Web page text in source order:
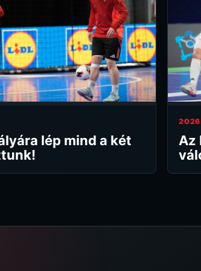
lép mind a két
Az